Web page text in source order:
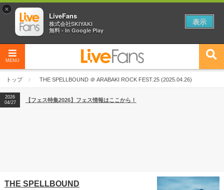
MENU
トップ THE SPELLBOUND ＠ ARABAKI ROCK FEST.25 (2025.04.26)
2026
04/27
2026
【ライブ動員ランキング】2026年上半期編発表！
2026
04/27
【フェス特集2026】フェス情報はここから！
THE SPELLBOUND
×
LiveFans
株式会社SKIYAKI
無料 - In Google Play
表示